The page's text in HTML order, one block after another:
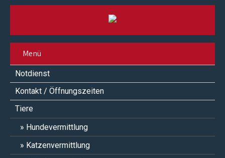
Menü
Notdienst
Kontakt / Öffnungszeiten
Tiere
Hundevermittlung
Katzenvermittlung